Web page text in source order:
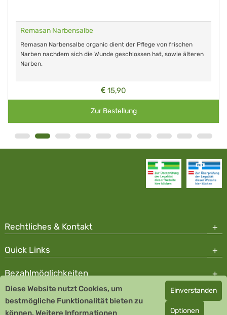
Remasan Narbensalbe
Remasan Narbensalbe organic dient der Pflege von frischen
Narben nachdem sich die Wunde geschlossen hat, sowie älteren
Narben.
15,90
Zur Bestellung
Rechtliches & Kontakt
Quick Links
Bezahlmöglichkeiten
Copyright © 2026 Team Santé Salvator Apotheke - GDP zertifiziert
Remedia Homöopathie GmbH GMP zertifizierter Arzneihersteller
Diese Website nutzt Cookies, um
bestmögliche Funktionalität bieten zu
können. Weitere Informationen
Einverstanden
Optionen